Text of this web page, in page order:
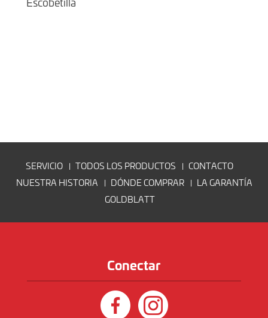
SERVICIO TODOS LOS PRODUCTOS
CONTACTO
NUESTRA HISTORIA
DÓNDE COMPRAR
LA GARANTÍA
GOLDBLATT
Conectar